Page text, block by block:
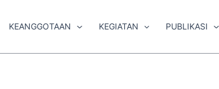
KEANGGOTAAN KEGIATAN PUBLIKASI